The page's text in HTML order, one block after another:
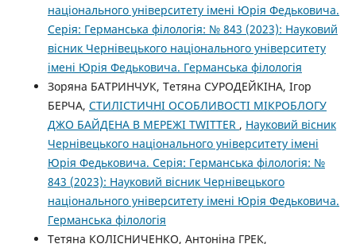
національного університету імені Юрія Федьковича.
Серія: Германська філологія: № 843 (2023): Науковий
вісник Чернівецького національного університету
імені Юрія Федьковича. Германська філологія
Зоряна БАТРИНЧУК, Тетяна СУРОДЕЙКІНА, Ігор
БЕРЧА, СТИЛІСТИЧНІ ОСОБЛИВОСТІ МІКРОБЛОГУ
ДЖО БАЙДЕНА В МЕРЕЖІ TWITTER , Науковий вісник
Чернівецького національного університету імені
Юрія Федьковича. Серія: Германська філологія: №
843 (2023): Науковий вісник Чернівецького
національного університету імені Юрія Федьковича.
Германська філологія
Тетяна КОЛІСНИЧЕНКО, Антоніна ГРЕК,